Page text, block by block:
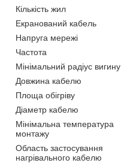
Кількість жил
Екранований кабель
Напруга мережі
Частота
Мінімальний радіус вигину
Довжина кабелю
Площа обігріву
Діаметр кабелю
Мінімальна температура
монтажу
Область застосування
нагрівального кабелю